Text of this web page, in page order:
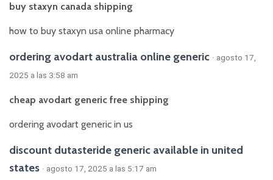
buy staxyn canada shipping
how to buy staxyn usa online pharmacy
ordering avodart australia online generic · agosto 17,
2025 a las 3:58 am
cheap avodart generic free shipping
ordering avodart generic in us
discount dutasteride generic available in united
states · agosto 17, 2025 a las 5:17 am